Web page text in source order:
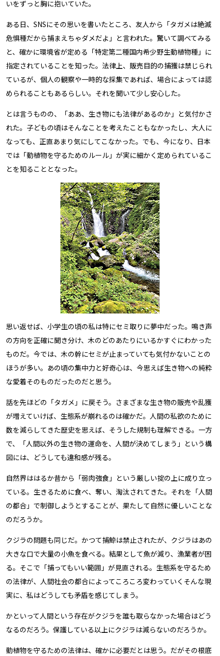
いをずっと胸に抱いていた。
ある日、SNSにその思いを書いたところ、友人から「タガメは絶滅
危惧種だから捕まえちゃダメだよ」と言われた。驚いて調べてみる
と、確かに環境省が定める「特定第二種国内希少野生動植物種」に
指定されていることを知った。法律上、販売目的の捕獲は禁じられ
ているが、個人の観察や一時的な採集であれば、場合によっては認
められることもあるらしい。それを聞いて少し安心した。
とは言うものの、「ああ、生き物にも法律があるのか」と気付かさ
れた。子どもの頃はそんなことを考えたこともなかったし、大人に
なっても、正直あまり気にしてこなかった。でも、今になり、日本
では「動植物を守るためのルール」が実に細かく定められているこ
とを知ることとなった。
思い返せば、小学生の頃の私は特にセミ取りに夢中だった。鳴き声
の方向を正確に聞き分け、木のどのあたりにいるかすぐにわかった
ものだ。今では、木の幹にセミが止まっていても気付かないことの
ほうが多い。あの頃の集中力と好奇心は、今思えば生き物への純粋
な愛着そのものだったのだと思う。
話を先ほどの「タガメ」に戻そう。さまざまな生き物の販売や乱獲
が増えていけば、生態系が崩れるのは確かだ。人間の私欲のために
数を減らしてきた歴史を思えば、そうした規制も理解できる。一方
で、「人間以外の生き物の運命を、人間が決めてしまう」という構
図には、どうしても違和感が残る。
自然界ははるか昔から「弱肉強食」という厳しい掟の上に成り立っ
ている。生きるために食べ、奪い、淘汰されてきた。それを「人間
の都合」で制御しようとすることが、果たして自然に優しいことな
のだろうか。
クジラの問題も同じだ。かつて捕鯨は禁止されたが、クジラはあの
大きな口で大量の小魚を食べる。結果として魚が減り、漁業者が困
る。そこで「捕ってもいい範囲」が見直される。生態系を守るため
の法律が、人間社会の都合によってころころ変わっていく――そんな現
実に、私はどうしても矛盾を感じてしまう。
かといって人間という存在がクジラを誰も取らなかった場合はどう
なるのだろう。保護している以上にクジラは減らないのだろうか。
動植物を守るための法律は、確かに必要だとは思う。だがその根底